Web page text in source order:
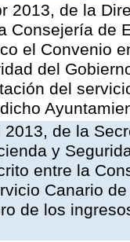
2013, de la
Consejería de
el Convenio
del
del
de la
y
entre la
Canario
de los